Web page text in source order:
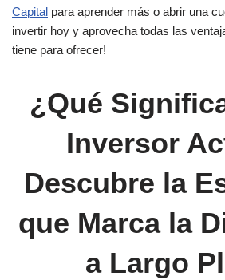
Capital para aprender más o abrir una
invertir hoy y aprovecha todas las
tiene para ofrecer!
¿Qué
Inversor
Descubre la
que Marca la
a Largo